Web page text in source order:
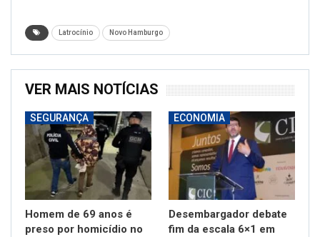
Latrocínio Novo Hamburgo
VER MAIS NOTÍCIAS
SEGURANÇA
Homem de 69 anos é
preso por homicídio no
ECONOMIA
Desembargador debate
fim da escala 6×1 em